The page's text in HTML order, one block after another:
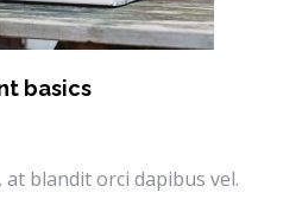
basics
blandit orci dapibus vel.